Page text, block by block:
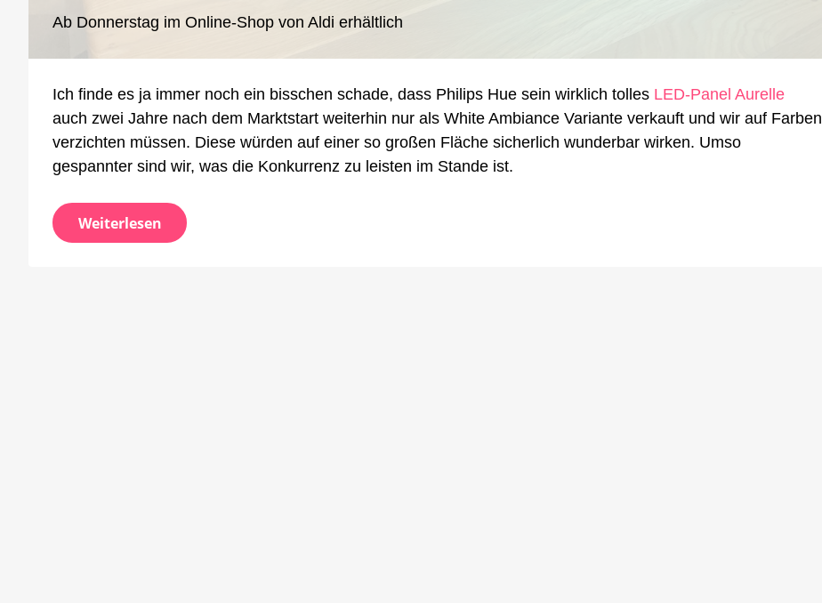
LED-
von
Licht
ausprobiert
Ab Donnerstag im Online-Shop von Aldi erhältlich
Ich finde es ja immer noch ein bisschen schade, dass Philips Hue sein wirklich tolles LED-Panel Aurelle
auch zwei Jahre nach dem Marktstart weiterhin nur als White Ambiance Variante verkauft und wir auf Farben
verzichten müssen. Diese würden auf einer so großen Fläche sicherlich wunderbar wirken. Umso
gespannter sind wir, was die Konkurrenz zu leisten im Stande ist.
Weiterlesen